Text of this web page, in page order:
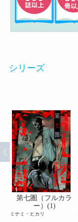
シリーズ
第七圏（フルカラ
ー）(1)
ミナミ・ヒカリ